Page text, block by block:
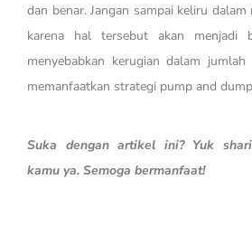
dan benar. Jangan sampai keliru
karena hal tersebut akan menjadi
menyebabkan kerugian dalam
memanfaatkan strategi pump and
Suka dengan artikel ini? Yuk
kamu ya. Semoga bermanfaat!